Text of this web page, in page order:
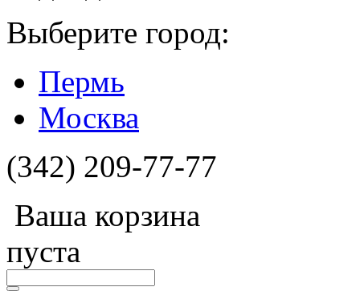
Выберите город:
Пермь
Москва
(342) 209-77-77
Ваша корзина
пуста